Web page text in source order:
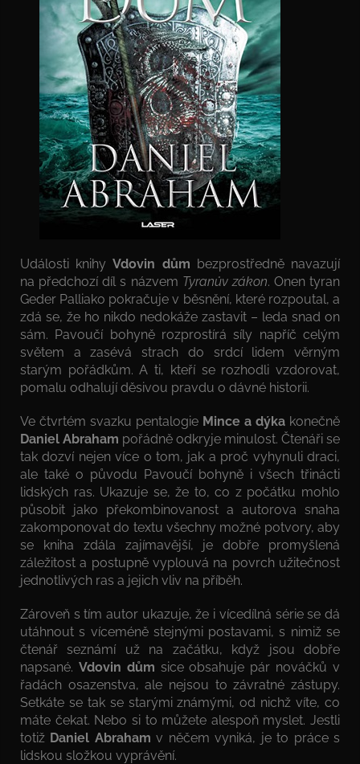
Události knihyVdovin dům bezprostředně navazují
na předchozí díl s názvem Tyranův zákon. Onen tyran
Geder Palliako pokračuje v běsnění, které rozpoutal, a
zdá se, že ho nikdo nedokáže zastavit – leda snad on
sám. Pavoučí bohyně rozprostírá síly napříč celým
světem a zasévá strach do srdcí lidem věrným
starým pořádkům. A ti, kteří se rozhodli vzdorovat,
pomalu odhalují děsivou pravdu o dávné historii.
Ve čtvrtém svazku pentalogie Mince a dýka konečně
Daniel Abraham pořádně odkryje minulost. Čtenáři se
tak dozví nejen více o tom, jak a proč vyhynuli draci,
ale také o původu Pavoučí bohyně i všech třinácti
lidských ras. Ukazuje se, že to, co z počátku mohlo
působit jako překombinovanost a autorova snaha
zakomponovat do textu všechny možné potvory, aby
se kniha zdála zajímavější, je dobře promyšlená
záležitost a postupně vyplouvá na povrch užitečnost
jednotlivých ras a jejich vliv na příběh.
Zároveň s tím autor ukazuje, že i vícedílná série se dá
utáhnout s víceméně stejnými postavami, s nimiž se
čtenář seznámí už na začátku, když jsou dobře
napsané. Vdovin dům sice obsahuje pár nováčků v
řadách osazenstva, ale nejsou to závratné zástupy.
Setkáte se tak se starými známými, od nichž víte, co
máte čekat. Nebo si to můžete alespoň myslet. Jestli
totiž Daniel Abraham v něčem vyniká, je to práce s
lidskou složkou vyprávění.